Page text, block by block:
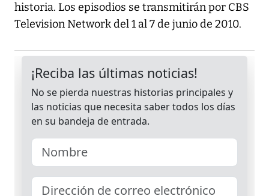
historia. Los episodios se transmitirán por CBS
Television Network del 1 al 7 de junio de 2010.